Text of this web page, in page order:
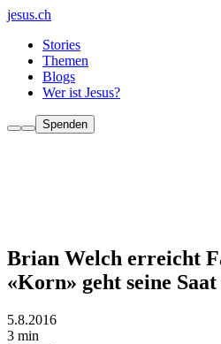
jesus.ch
Stories
Themen
Blogs
Wer ist Jesus?
Spenden
Brian Welch erreicht
«Korn» geht seine
5.8.2016
3 min